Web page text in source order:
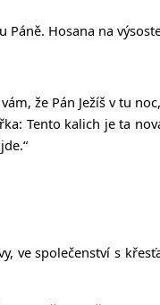
Páně. Hosana na
že Pán Ježíš v tu
Tento kalich je ta
ve společenství s